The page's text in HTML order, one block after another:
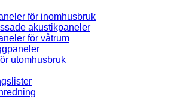
för inomhusbruk
akustikpaneler
för våtrum
utomhusbruk